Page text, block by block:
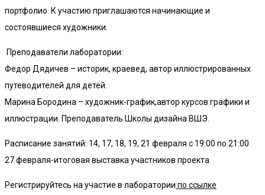
портфолио. К участию приглашаются начинающие и
состоявшиеся художники.
Преподаватели лаборатории:
Федор Дядичев – историк, краевед, автор иллюстрированных
путеводителей для детей.
Марина Бородина – художник-график,автор курсов графики и
иллюстрации. Преподаватель Школы дизайна ВШЭ.
Расписание занятий: 14, 17, 18, 19, 21 февраля с 19:00 по 21:00
27 февраля-итоговая выставка участников проекта
Регистрируйтесь на участие в лаборатории по ссылке